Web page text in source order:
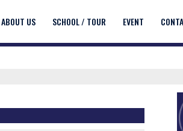
ABOUT US SCHOOL / TOUR EVENT